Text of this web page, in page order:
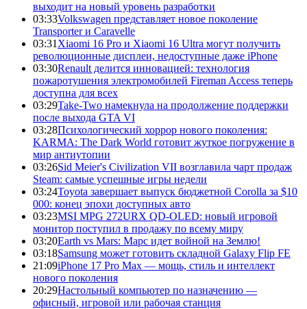
выходит на новый уровень разработки
03:33Volkswagen представляет новое поколение
Transporter и Caravelle
03:31 Xiaomi 16 Pro и Xiaomi 16 Ultra могут получить
революционные дисплеи, недоступные даже iPhone
03:30Renault делится инновацией: технология
пожаротушения электромобилей Fireman Access теперь
доступна для всех
03:29Take-Two намекнула на продолжение поддержки
после выхода GTA VI
03:28Психологический хоррор нового поколения:
KARMA: The Dark World готовит жуткое погружение в
мир антиутопии
03:26Sid Meier's Civilization VII возглавила чарт продаж
Steam: самые успешные игры недели
03:24Toyota завершает выпуск бюджетной Corolla за $10
000: конец эпохи доступных авто
03:23MSI MPG 272URX QD-OLED: новый игровой
монитор поступил в продажу по всему миру
03:20Earth vs Mars: Марс идет войной на Землю!
03:18Samsung может готовить складной Galaxy Flip FE
21:09iPhone 17 Pro Max — мощь, стиль и интеллект
нового поколения
20:29Настольный компьютер по назначению —
офисный, игровой или рабочая станция